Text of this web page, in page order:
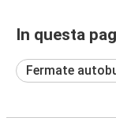
In questa
Fermate